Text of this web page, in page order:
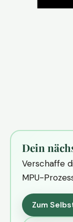
Dein
Verschaffe
MPU-
Zum